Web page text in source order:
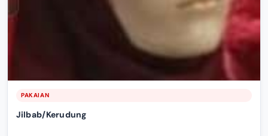
PAKAIAN
Jilbab/Kerudung